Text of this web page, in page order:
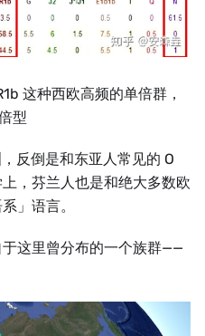
这种西欧高频的单倍群，
型
反倒是和东亚人常见的 O
，芬兰人也是和绝大多数欧
」语言。
这里曾分布的一个族群——